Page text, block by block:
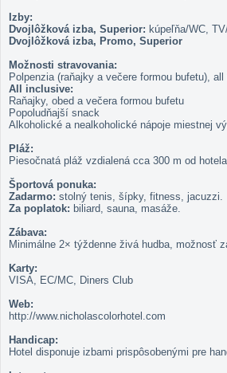
Izby:
Dvojlôžková izba, Superior: kúpeľňa/WC,
Dvojlôžková izba, Promo, Superior
Možnosti stravovania:
Polpenzia (raňajky a večere formou bufetu),
All inclusive:
Raňajky, obed a večera formou bufetu
Popoludňajší snack
Alkoholické a nealkoholické nápoje miestnej
Pláž:
Piesočnatá pláž vzdialená cca 300 m od
Športová ponuka:
Zadarmo: stolný tenis, šípky, fitness, jacuzzi.
Za poplatok: biliard, sauna, masáže.
Zábava:
Minimálne 2× týždenne živá hudba, možnosť
Karty:
VISA, EC/MC, Diners Club
Web:
http://www.nicholascolorhotel.com
Handicap:
Hotel disponuje izbami prispôsobenými pre